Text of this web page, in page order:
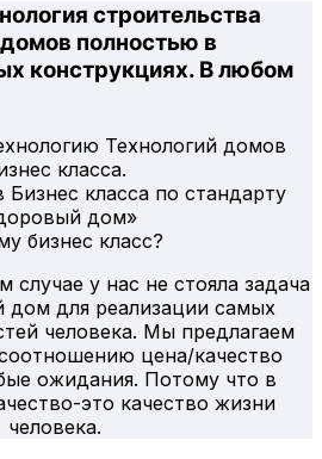
строительства
полностью в
конструкциях. В любом
Технологий домов
класса.
класса по стандарту
дом»
бизнес класс?
у нас не стояла задача
дом для реализации самых
человека. Мы предлагаем
цена/качество
ожидания. Потому что в
это качество жизни
человека.